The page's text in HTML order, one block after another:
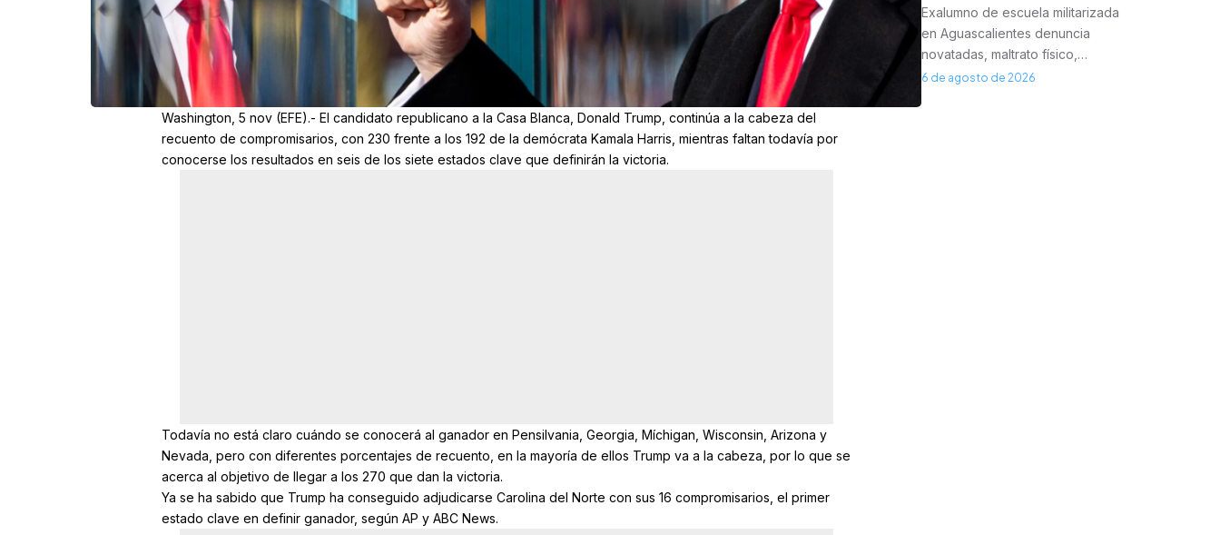
Washington, 5 nov (EFE).- El candidato republicano a la Casa Blanca, Donald Trump, continúa a la cabeza del
recuento de compromisarios, con 230 frente a los 192 de la demócrata Kamala Harris, mientras faltan todavía por
conocerse los resultados en seis de los siete estados clave que definirán la victoria.
Todavía no está claro cuándo se conocerá al ganador en Pensilvania, Georgia, Míchigan, Wisconsin, Arizona y
Nevada, pero con diferentes porcentajes de recuento, en la mayoría de ellos Trump va a la cabeza, por lo que se
acerca al objetivo de llegar a los 270 que dan la victoria.
Ya se ha sabido que Trump ha conseguido adjudicarse Carolina del Norte con sus 16 compromisarios, el primer
estado clave en definir ganador, según AP y ABC News.
Exalumno de escuela militarizada
en Aguascalientes denuncia
novatadas, maltrato físico,…
6 de agosto de 2026